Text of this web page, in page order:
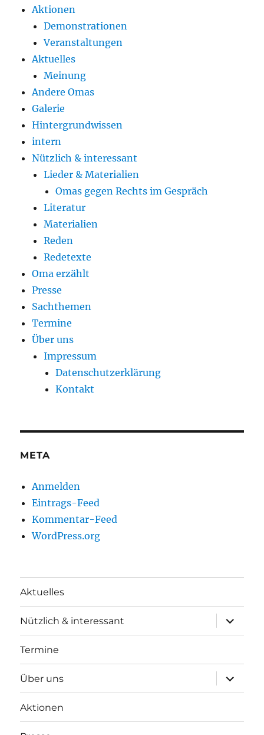
Aktionen
Demonstrationen
Veranstaltungen
Aktuelles
Meinung
Andere Omas
Galerie
Hintergrundwissen
intern
Nützlich & interessant
Lieder & Materialien
Omas gegen Rechts im Gespräch
Literatur
Materialien
Reden
Redetexte
Oma erzählt
Presse
Sachthemen
Termine
Über uns
Impressum
Datenschutzerklärung
Kontakt
META
Anmelden
Eintrags-Feed
Kommentar-Feed
WordPress.org
Aktuelles
Nützlich & interessant
anzeigen
Termine
Über uns
anzeigen
Aktionen